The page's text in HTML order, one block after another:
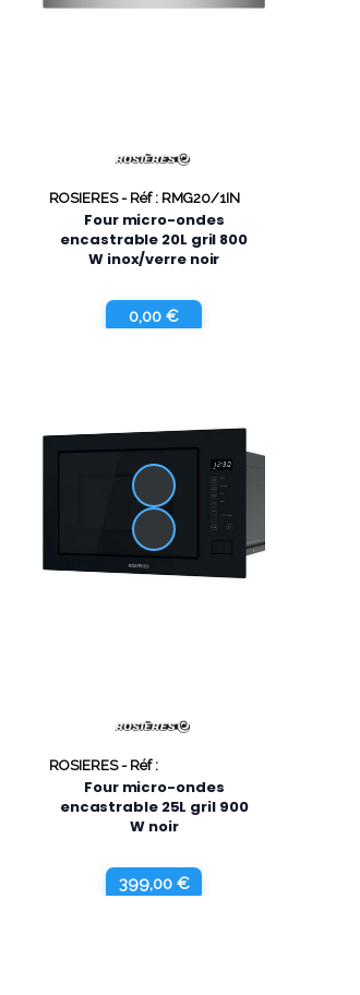
ROSIERES - Réf : RMG20/1IN
Four micro-ondes
encastrable 20L gril 800
W inox/verre noir
0,00 €
ROSIERES - Réf :
RO38FL7N25LWB
Four micro-ondes
encastrable 25L gril 900
W noir
399,00 €